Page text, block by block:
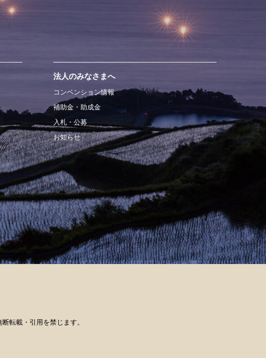
法人のみなさまへ
コンベンション情報
補助金・助成金
入札・公募
お知らせ
転載・引用を禁じます。